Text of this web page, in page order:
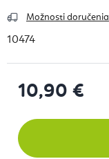
Možnosti doručenia
10474
10,90 €